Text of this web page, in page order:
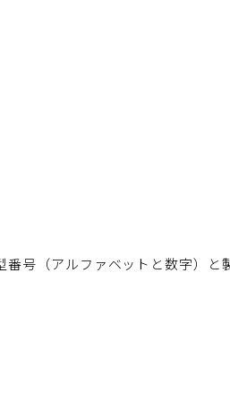
番号（アルファベットと数字）と